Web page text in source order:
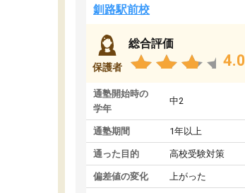
釧路駅前校
保護者
総合評価
4.0
通塾開始時の
学年
中2
通塾期間 1年以上
通った目的 高校受験対策
偏差値の変化 上がった